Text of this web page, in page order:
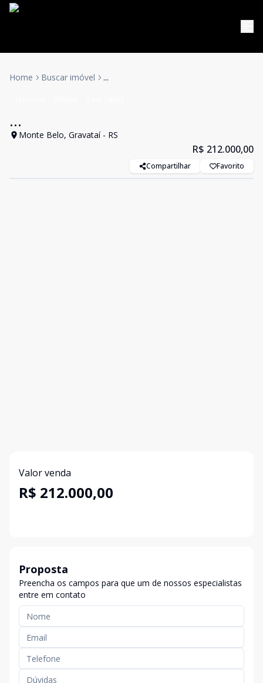
Home Buscar imóvel ...
...
Monte Belo, Gravataí - RS
R$ 212.000,00
Compartilhar Favorito
Valor venda
R$ 212.000,00
Proposta
Preencha os campos para que um de nossos especialistas
entre em contato